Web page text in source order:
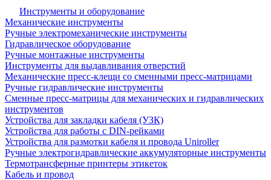
Инструменты и оборудование
Механические инструменты
Ручные электромеханические инструменты
Гидравлическое оборудование
Ручные монтажные инструменты
Инструменты для выдавливания отверстий
Механические пресс-клещи со сменными пресс-матрицами
Ручные гидравлические инструменты
Сменные пресс-матрицы для механических и гидравлических
инструментов
Устройства для закладки кабеля (УЗК)
Устройства для работы с DIN-рейками
Устройства для размотки кабеля и провода Uniroller
Ручные электрогидравлические аккумуляторные инструменты
Термотрансферные принтеры этикеток
Кабель и провод